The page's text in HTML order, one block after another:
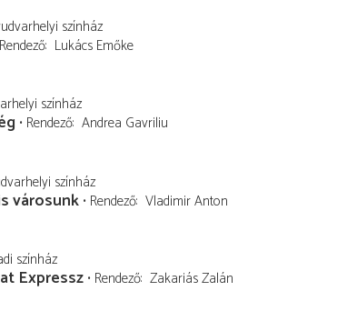
színház
Rendező Lukács Emőke
színház
Rendező Andrea Gavriliu
színház
városunk Rendező Vladimir Anton
színház
Expressz Rendező Zakariás Zalán